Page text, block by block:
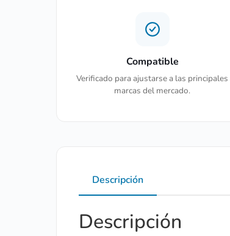
Compatible
Verificado para ajustarse a las principales
marcas del mercado.
Descripción
Descripción